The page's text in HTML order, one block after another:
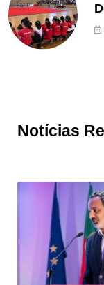
Notícias